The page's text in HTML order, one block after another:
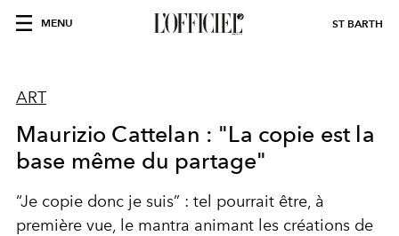
MENU ST BARTH
ART
Maurizio Cattelan : "La copie est la
base même du partage"
“Je copie donc je suis” : tel pourrait être, à
première vue, le mantra animant les créations de